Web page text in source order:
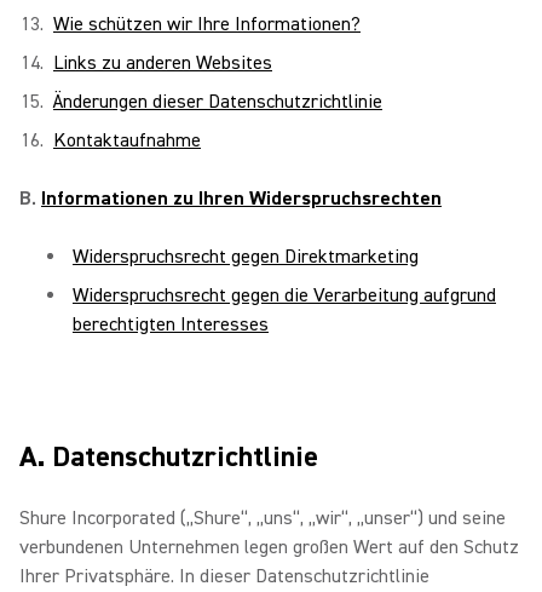
Wie schützen wir Ihre Informationen?
Links zu anderen Websites
Änderungen dieser Datenschutzrichtlinie
Kontaktaufnahme
B. Informationen zu Ihren Widerspruchsrechten
Widerspruchsrecht gegen Direktmarketing
Widerspruchsrecht gegen die Verarbeitung aufgrund
berechtigten Interesses
A. Datenschutzrichtlinie
Shure Incorporated („Shure“, „uns“, „wir“, „unser“) und seine
verbundenen Unternehmen legen großen Wert auf den Schutz
Ihrer Privatsphäre. In dieser Datenschutzrichtlinie